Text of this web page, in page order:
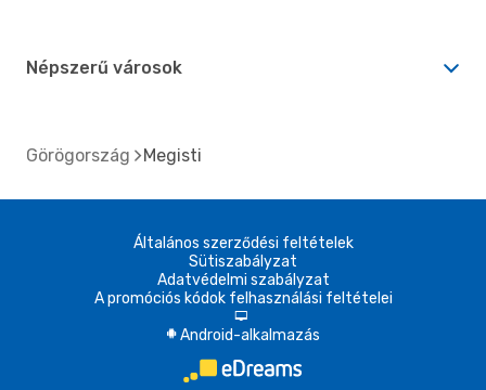
Népszerű városok
Görögország Megisti
Általános szerződési feltételek
Sütiszabályzat
Adatvédelmi szabályzat
A promóciós kódok felhasználási feltételei
d
A Android-alkalmazás